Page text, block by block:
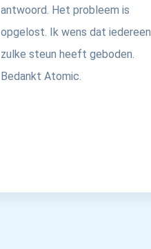
antwoord. Het probleem is
opgelost. Ik wens dat iedereen
zulke steun heeft geboden.
Bedankt Atomic.